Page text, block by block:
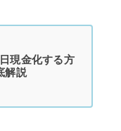
現金化する方
解説